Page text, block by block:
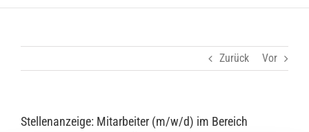
Zurück Vor
Stellenanzeige: Mitarbeiter (m/w/d) im Bereich